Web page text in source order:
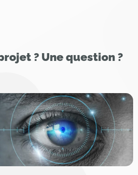
? Une question ?